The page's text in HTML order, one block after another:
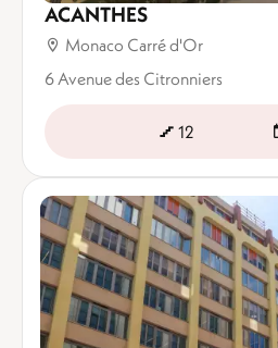
ACANTHES
Monaco Carré d'Or
6 Avenue des Citronniers
12